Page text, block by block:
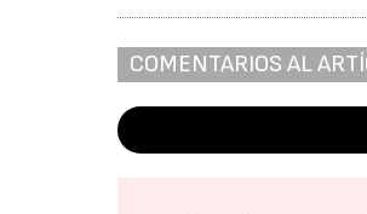
COMENTARIOS AL